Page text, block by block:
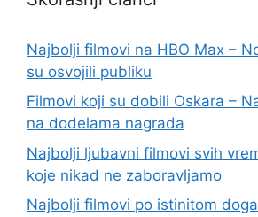
Najbolji filmovi na HBO Max –
su osvojili publiku
Filmovi koji su dobili Oskara –
na dodelama nagrada
Najbolji ljubavni filmovi svih
koje nikad ne zaboravljamo
Najbolji filmovi po istinitom